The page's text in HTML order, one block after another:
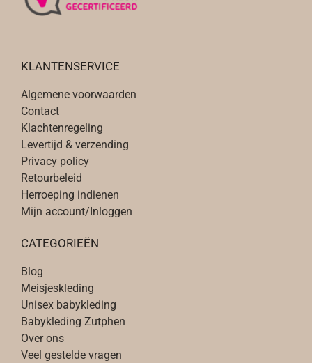
KLANTENSERVICE
Algemene voorwaarden
Contact
Klachtenregeling
Levertijd & verzending
Privacy policy
Retourbeleid
Herroeping indienen
Mijn account/Inloggen
CATEGORIEËN
Blog
Meisjeskleding
Unisex babykleding
Babykleding Zutphen
Over ons
Veel gestelde vragen